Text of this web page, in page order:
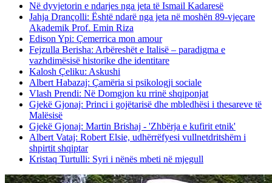
Në dyvjetorin e ndarjes nga jeta të Ismail Kadaresë
Jahja Drançolli: Është ndarë nga jeta në moshën 89-vjeçare
Akademik Prof. Emin Riza
Edison Ypi: Çemerrica mon amour
Fejzulla Berisha: Arbëreshët e Italisë – paradigma e
vazhdimësisë historike dhe identitare
Kalosh Çeliku: Askushi
Albert Habazaj: Çamëria si psikologji sociale
Vlash Prendi: Në Domgjon ku rrinë shqiponjat
Gjekë Gjonaj: Princi i gojëtarisë dhe mbledhësi i thesareve të
Malësisë
Gjekë Gjonaj: Martin Brishaj - 'Zhbërja e kufirit etnik'
Albert Vataj: Robert Elsie, udhërrëfyesi vullnetdritshëm i
shpirtit shqiptar
Kristaq Turtulli: Syri i nënës mbeti në mjegull